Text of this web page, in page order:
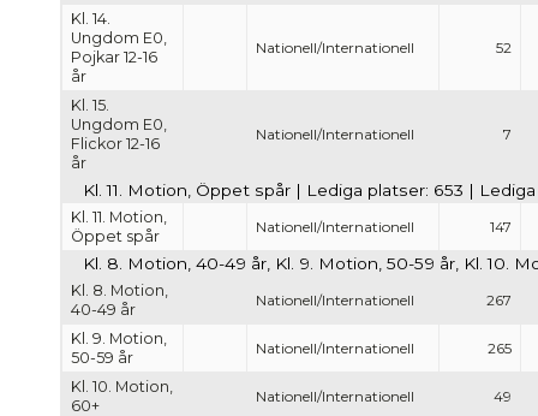
Kl. 14.
Ungdom E0,
Pojkar 12-16
år
Nationell/Internationell 52
Kl. 15.
Ungdom E0,
Flickor 12-16
år
Nationell/Internationell 7
Kl. 11. Motion, Öppet spår | Lediga platser: 653 |
Kl. 11. Motion,
Öppet spår
Nationell/Internationell 147
Kl. 8. Motion, 40-49 år, Kl. 9. Motion, 50-59 år, Kl. 10.
Kl. 8. Motion,
40-49 år
Nationell/Internationell 267
Kl. 9. Motion,
50-59 år
Nationell/Internationell 265
Kl. 10. Motion,
60+
Nationell/Internationell 49